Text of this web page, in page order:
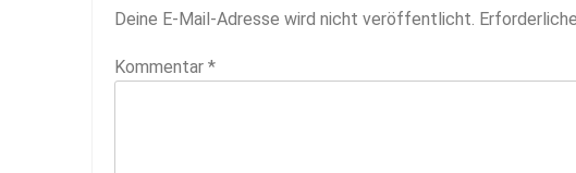
Deine E-Mail-Adresse wird nicht veröffentlicht.
Kommentar *